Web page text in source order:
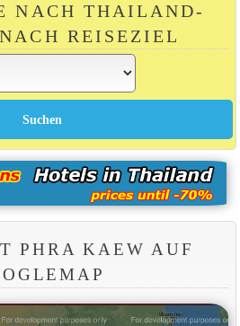
NACH THAILAND-
REISEZIEL
PHRA KAEW AUF